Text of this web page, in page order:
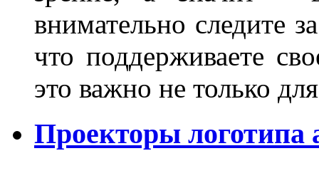
внимательно следите
что поддерживаете
это важно не только
Проекторы логотипа